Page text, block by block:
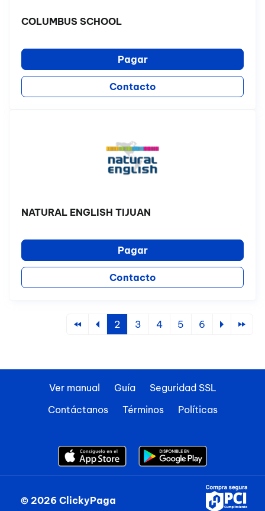
COLUMBUS SCHOOL
Pagar
Contacto
NATURAL ENGLISH TIJUAN
Pagar
Contacto
2 3 4 5 6
Ver manual Guía
Seguridad SSL
Contáctanos
Términos Políticas
© 2026 ClickyPaga